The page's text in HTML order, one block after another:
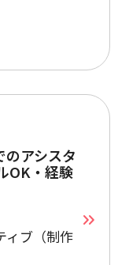
アシスタ
OK・経験
ィブ（制作